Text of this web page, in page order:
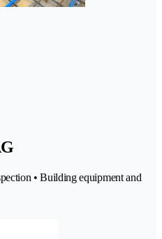
• Building equipment and